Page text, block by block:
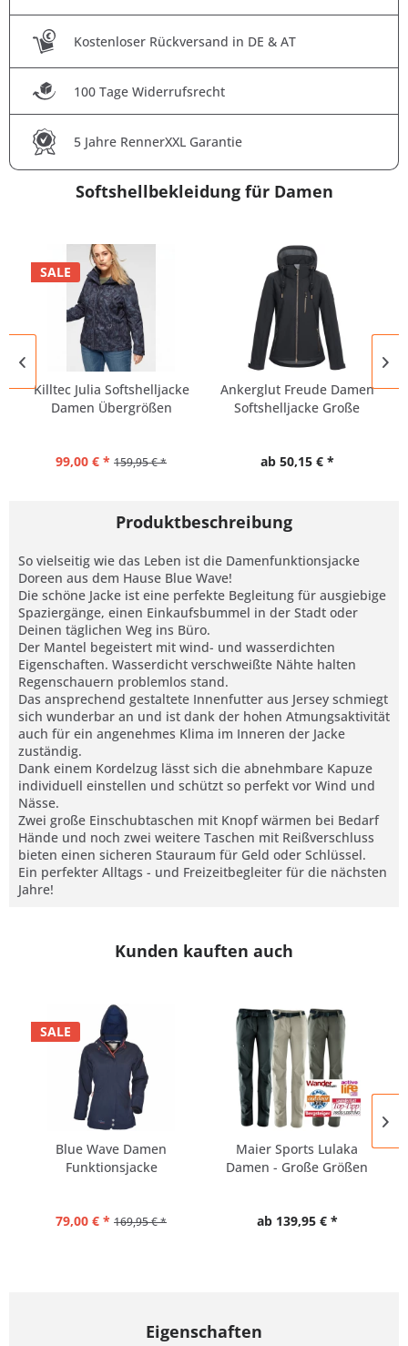
Kostenloser Rückversand in DE & AT
100 Tage Widerrufsrecht
5 Jahre RennerXXL Garantie
Softshellbekleidung für Damen
SALE
Killtec Julia Softshelljacke
Damen Übergrößen
99,00 € * 159,95 € *
Ankerglut Freude Damen
Softshelljacke Große
ab 50,15 € *
Produktbeschreibung
So vielseitig wie das Leben ist die Damenfunktionsjacke
Doreen aus dem Hause Blue Wave!
Die schöne Jacke ist eine perfekte Begleitung für ausgiebige
Spaziergänge, einen Einkaufsbummel in der Stadt oder
Deinen täglichen Weg ins Büro.
Der Mantel begeistert mit wind- und wasserdichten
Eigenschaften. Wasserdicht verschweißte Nähte halten
Regenschauern problemlos stand.
Das ansprechend gestaltete Innenfutter aus Jersey schmiegt
sich wunderbar an und ist dank der hohen Atmungsaktivität
auch für ein angenehmes Klima im Inneren der Jacke
zuständig.
Dank einem Kordelzug lässt sich die abnehmbare Kapuze
individuell einstellen und schützt so perfekt vor Wind und
Nässe.
Zwei große Einschubtaschen mit Knopf wärmen bei Bedarf
Hände und noch zwei weitere Taschen mit Reißverschluss
bieten einen sicheren Stauraum für Geld oder Schlüssel.
Ein perfekter Alltags - und Freizeitbegleiter für die nächsten
Jahre!
Kunden kauften auch
SALE
Blue Wave Damen
Funktionsjacke
79,00 € * 169,95 € *
Maier Sports Lulaka
Damen - Große Größen
ab 139,95 € *
Eigenschaften